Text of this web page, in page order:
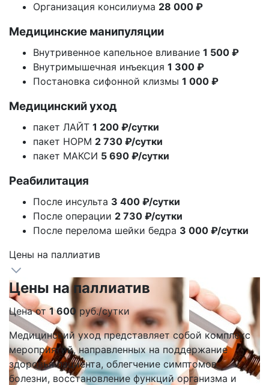
Организация консилиума 28 000 ₽
Медицинские манипуляции
Внутривенное капельное вливание 1 500 ₽
Внутримышечная инъекция 1 300 ₽
Постановка сифонной клизмы 1 000 ₽
Медицинский уход
пакет ЛАЙТ 1 200 ₽/сутки
пакет НОРМ 2 730 ₽/сутки
пакет МАКСИ 5 690 ₽/сутки
Реабилитация
После инсульта 3 400 ₽/сутки
После операции 2 730 ₽/сутки
После перелома шейки бедра 3 000 ₽/сутки
Цены на паллиатив
Цены на паллиатив
Цена от1 600 руб./сутки
Медицинский уход представляет собой комплекс
мероприятий, направленных на поддержание
здоровья пациента, облегчение симптомов
болезни, восстановление функций организма и